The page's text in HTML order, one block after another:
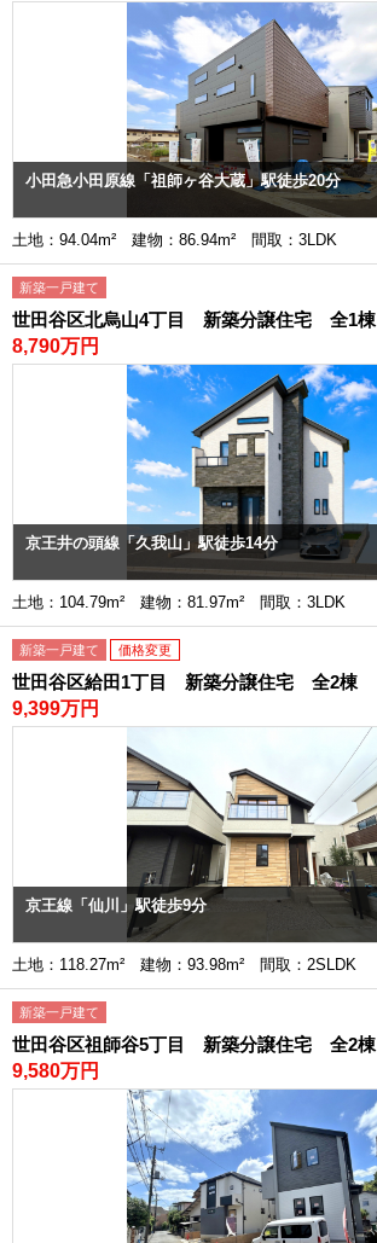
小田急小田原線「祖師ヶ谷大蔵」駅徒歩20分
土地：94.04m² 建物：86.94m² 間取：3LDK
新築一戸建て
世田谷区北烏山4丁目 新築分譲住宅 全1棟
8,790万円
京王井の頭線「久我山」駅徒歩14分
土地：104.79m² 建物：81.97m² 間取：3LDK
新築一戸建て 価格変更
世田谷区給田1丁目 新築分譲住宅 全2棟
9,399万円
京王線「仙川」駅徒歩9分
土地：118.27m² 建物：93.98m² 間取：2SLDK
新築一戸建て
世田谷区祖師谷5丁目 新築分譲住宅 全2棟
9,580万円